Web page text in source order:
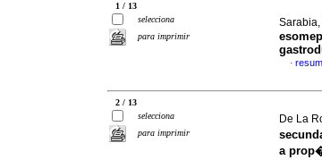
1 / 13
selecciona
para imprimir
·
2 / 13
selecciona
para imprimir
De La
a